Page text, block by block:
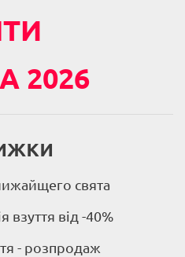
2026
свята
взуття від -40%
- розпродаж